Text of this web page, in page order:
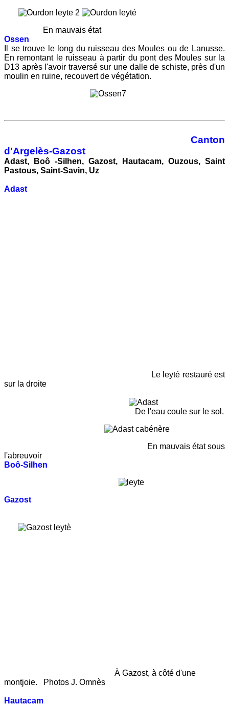
En mauvais état
Ossen
Il se trouve le long du ruisseau des Moules ou de Lanusse.
En remontant le ruisseau à partir du pont des Moules sur la
D13 après l'avoir traversé sur une dalle de schiste, près d'un
moulin en ruine, recouvert de végétation.
Canton
d'Argelès-Gazost
Adast, Boô -Silhen, Gazost, Hautacam, Ouzous, Saint
Pastous, Saint-Savin, Uz
Adast
Le leyté restauré est
sur la droite
De l'eau coule sur le sol.
En mauvais état sous
l'abreuvoir
Boô-Silhen
Gazost
À Gazost, à côté d'une
montjoie. Photos J. Omnès
Hautacam